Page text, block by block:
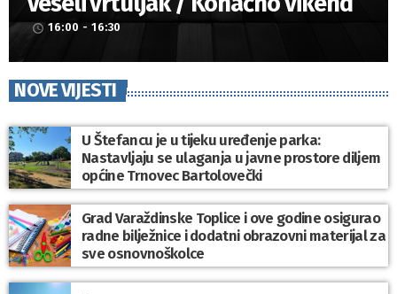
access_time 16:00 - 16:30
NOVE VIJESTI
U Štefancu je u tijeku uređenje parka:
Nastavljaju se ulaganja u javne prostore diljem
općine Trnovec Bartolovečki
Grad Varaždinske Toplice i ove godine osigurao
radne bilježnice i dodatni obrazovni materijal za
sve osnovnoškolce